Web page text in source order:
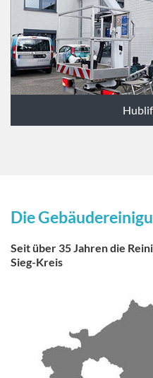
Die
Seit über 35 Jahren die
Sieg-Kreis